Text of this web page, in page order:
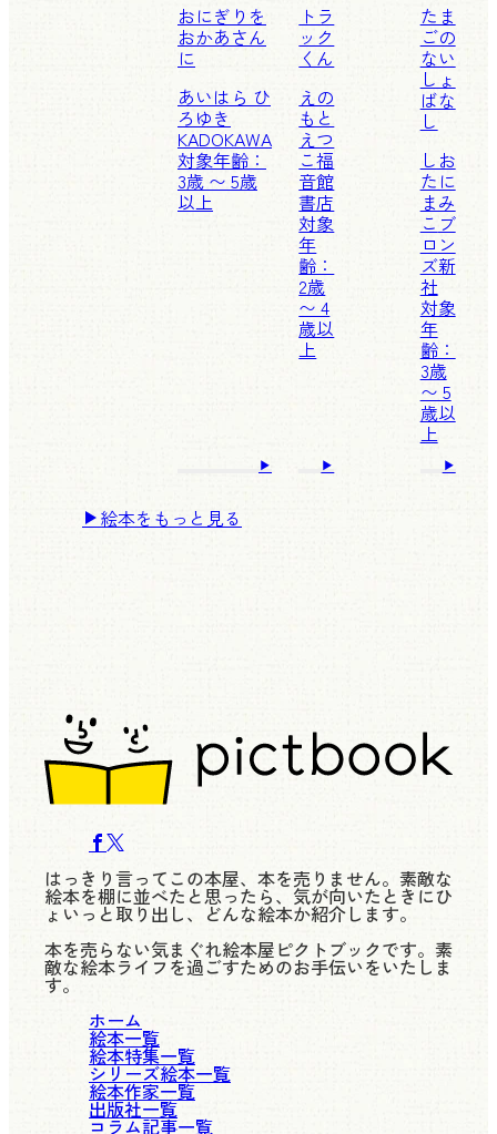
おにぎりを
おかあさん
に
あいはら ひ
ろゆき
KADOKAWA
対象年齢：
3歳 〜 5歳
以上
トラ
ック
くん
えの
もと
えつ
こ福
音館
書店
対象
年
齢：
2歳
〜 4
歳以
上
たま
ごの
ない
しょ
ばな
し
しお
たに
まみ
こ ブ
ロン
ズ新
社
対象
年
齢：
3歳
〜 5
歳以
上
絵本をもっと見る
はっきり言ってこの本屋、本を売りません。素敵な
絵本を棚に並べたと思ったら、気が向いたときにひ
ょいっと取り出し、どんな絵本か紹介します。
本を売らない気まぐれ絵本屋ピクトブックです。素
敵な絵本ライフを過ごすためのお手伝いをいたしま
す。
ホーム
絵本一覧
絵本特集一覧
シリーズ絵本一覧
絵本作家一覧
出版社一覧
コラム記事一覧